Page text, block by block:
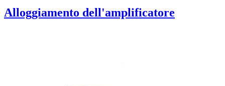
Alloggiamento dell'amplificatore